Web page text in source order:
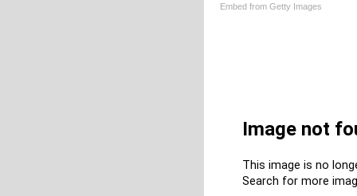
Embed from Getty Images